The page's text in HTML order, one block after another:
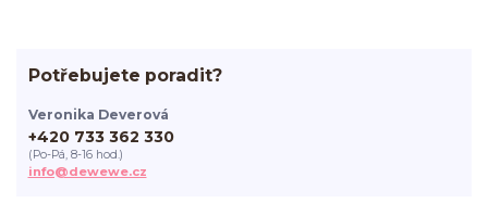
Potřebujete poradit?
Veronika Deverová
+420 733 362 330
(Po-Pá, 8-16 hod.)
info@dewewe.cz